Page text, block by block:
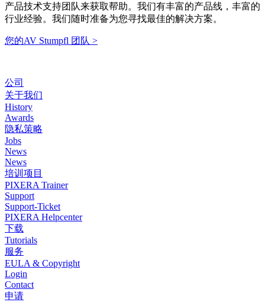
产品技术支持团队来获取帮助。我们有丰富的产品线，丰富的
行业经验。我们随时准备为您寻找最佳的解决方案。
您的AV Stumpfl 团队 >
公司
关于我们
History
Awards
隐私策略
Jobs
News
News
培训项目
PIXERA Trainer
Support
Support-Ticket
PIXERA Helpcenter
下载
Tutorials
服务
EULA & Copyright
Login
Contact
申请